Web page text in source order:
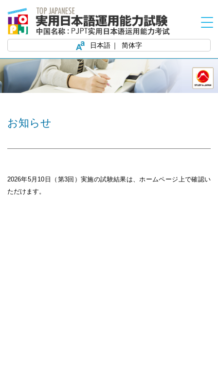
日本語 简体字
お知らせ
2026年5月10 日（第3回）実施の試験結果は、ホームページ上で確認い
ただけます。